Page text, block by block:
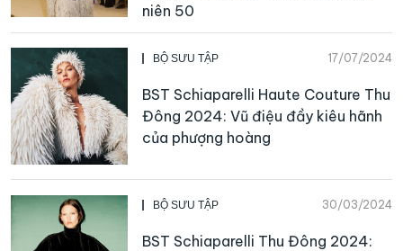
niên 50
BỘ SƯU TẬP 17/07/2024
BST Schiaparelli Haute Couture Thu
Đông 2024: Vũ điệu đầy kiêu hãnh
của phượng hoàng
BỘ SƯU TẬP 30/03/2024
BST Schiaparelli Thu Đông 2024: